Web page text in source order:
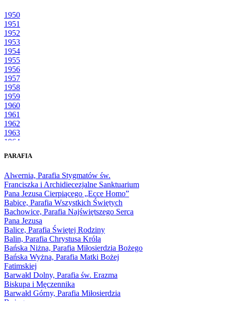
1950
1951
1952
1953
1954
1955
1956
1957
1958
1959
1960
1961
1962
1963
1964
1966
1968
1969
1970
1971
1972
1973
1974
1975
1976
1977
1978
1979
1980
1981
PARAFIA
Alwernia, Parafia Stygmatów św.
Franciszka i Archidiecezjalne Sanktuarium
Pana Jezusa Cierpiącego „Ecce Homo”
Babice, Parafia Wszystkich Świętych
Bachowice, Parafia Najświętszego Serca
Pana Jezusa
Balice, Parafia Świętej Rodziny
Balin, Parafia Chrystusa Króla
Bańska Niżna, Parafia Miłosierdzia Bożego
Bańska Wyżna, Parafia Matki Bożej
Fatimskiej
Barwałd Dolny, Parafia św. Erazma
Biskupa i Męczennika
Barwałd Górny, Parafia Miłosierdzia
Bożego